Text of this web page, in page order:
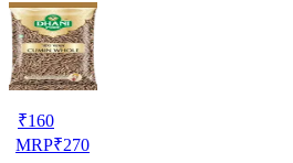
₹160
MRP₹270